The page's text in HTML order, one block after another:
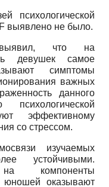
психологической
выявлено не было.
выявил, что на
девушек самое
симптомы
важных
данного
эффективному
со стрессом.
изучаемых
устойчивыми.
компоненты
юношей оказывают